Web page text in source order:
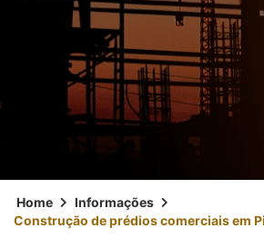
Home
Informações
Construção de prédios comerciais em